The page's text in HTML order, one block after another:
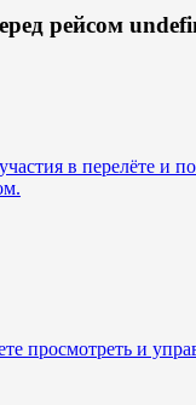
рейсом
в перелёте и
просмотреть и